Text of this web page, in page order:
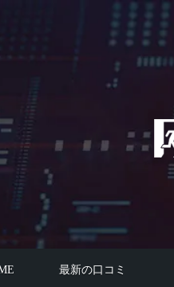
最新の口コミ